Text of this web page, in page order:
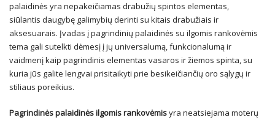
palaidinės yra nepakeičiamas drabužių spintos elementas,
siūlantis daugybę galimybių derinti su kitais drabužiais ir
aksesuarais. Įvadas į pagrindinių palaidinės su ilgomis rankovėmis
tema gali sutelkti dėmesį į jų universalumą, funkcionalumą ir
vaidmenį kaip pagrindinis elementas vasaros ir žiemos spinta, su
kuria jūs galite lengvai prisitaikyti prie besikeičiančių oro sąlygų ir
stiliaus poreikius.
Pagrindinės palaidinės ilgomis rankovėmisyra neatsiejama moterų